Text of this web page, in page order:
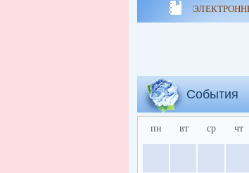
События
пн вт ср чт